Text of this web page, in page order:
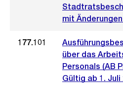
mit
177.101
über das
Personals (AB
Gültig ab 1. Juli